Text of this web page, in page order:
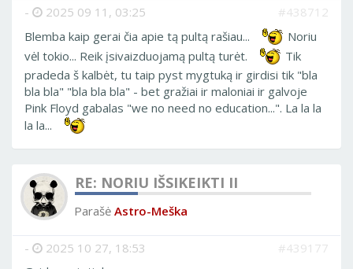
- 2025 09 11, 03:25
#438712
Blemba kaip gerai čia apie tą pultą rašiau...
Noriu
vėl tokio... Reik įsivaizduojamą pultą turėt.
Tik
pradeda š kalbėt, tu taip pyst mygtuką ir girdisi tik "bla
bla bla" "bla bla bla" - bet gražiai ir maloniai ir galvoje
Pink Floyd gabalas "we no need no education...". La la la
la la...
RE: NORIU IŠSIKEIKTI II
Parašė Astro-Meška
- 2025 10 27, 18:53
#439177